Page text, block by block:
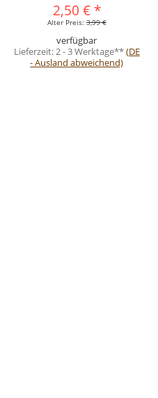
2,50 € *
Alter Preis:3,99 €
verfügbar
Lieferzeit:2 - 3 Werktage**(DE
- Ausland abweichend)